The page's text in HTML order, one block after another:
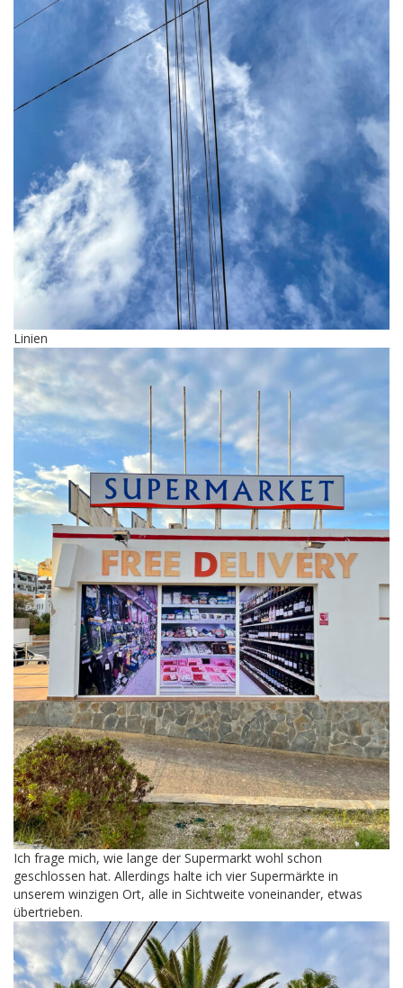
Linien
Ich frage mich, wie lange der Supermarkt wohl schon
geschlossen hat. Allerdings halte ich vier Supermärkte in
unserem winzigen Ort, alle in Sichtweite voneinander, etwas
übertrieben.